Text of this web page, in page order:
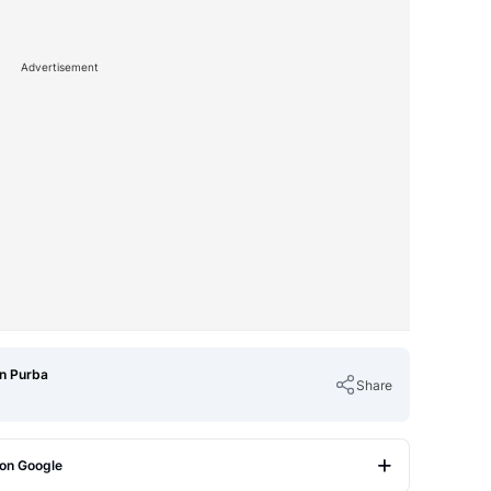
Advertisement
Purba
Share
Google